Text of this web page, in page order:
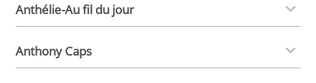
Anthélie-Au fil du jour
Anthony Caps